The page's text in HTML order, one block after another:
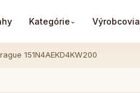
Kategórie ⌄ Výrobcovia
151N4AEKD4KW200